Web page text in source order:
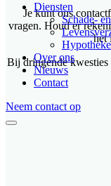
Diensten
Schade-
Over ons
Nieuws
Contact
Neem contact op
Je kunt ons
vragen. Houd er
het
Bij dringende